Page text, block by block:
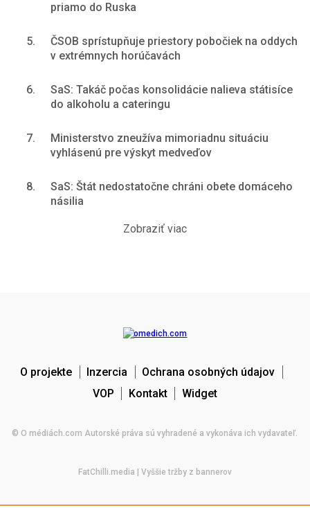
priamo do Ruska
5.
ČSOB sprístupňuje priestory pobočiek na oddych
v extrémnych horúčavách
6.
SaS: Takáč počas konsolidácie nalieva státisíce
do alkoholu a cateringu
7.
Ministerstvo zneužíva mimoriadnu situáciu
vyhlásenú pre výskyt medveďov
8.
SaS: Štát nedostatočne chráni obete domáceho
násilia
Zobraziť viac
O projekte Inzercia
Ochrana osobných údajov
VOP
Kontakt Widget
© O médiách.com Autorské práva sú vyhradené a vykonáva ich vydavateľ.
FatChilli.media | Vyššie tržby z bannerov